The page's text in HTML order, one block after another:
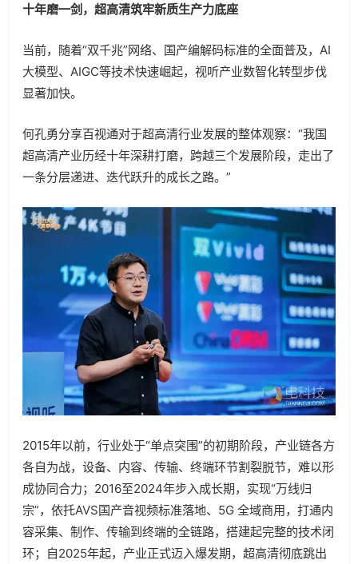
十年磨一剑，超高清筑牢新质生产力底座
当前，随着“双千兆”网络、国产编解码标准的全面普及，AI
大模型、AIGC等技术快速崛起，视听产业数智化转型步伐
显著加快。
何孔勇分享百视通对于超高清行业发展的整体观察：“我国
超高清产业历经十年深耕打磨，跨越三个发展阶段，走出了
一条分层递进、迭代跃升的成长之路。”
2015年以前，行业处于“单点突围”的初期阶段，产业链各方
各自为战，设备、内容、传输、终端环节割裂脱节，难以形
成协同合力；2016至2024年步入成长期，实现“万线归
宗”，依托AVS国产音视频标准落地、5G 全域商用，打通内
容采集、制作、传输到终端的全链路，搭建起完整的技术闭
环；自2025年起，产业正式迈入爆发期，超高清彻底跳出